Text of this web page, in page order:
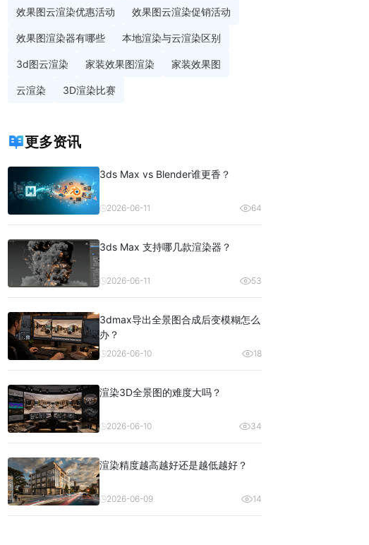
效果图云渲染优惠活动 效果图云渲染促销活动
效果图渲染器有哪些 本地渲染与云渲染区别
3d图云渲染 家装效果图渲染 家装效果图
云渲染 3D渲染比赛
更多资讯
3ds Max vs Blender谁更香？
2026-06-11 64
3ds Max 支持哪几款渲染器？
2026-06-11 53
3dmax导出全景图合成后变模糊怎么
办？
2026-06-10 18
渲染3D全景图的难度大吗？
2026-06-10 34
渲染精度越高越好还是越低越好？
2026-06-09 14